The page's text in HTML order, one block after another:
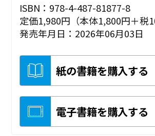
ISBN：978-4-487-81877-8
定価1,980円（本体1,800円＋税
発売年月日：2026年06月03日
紙の書籍を購入する
電子書籍を購入する